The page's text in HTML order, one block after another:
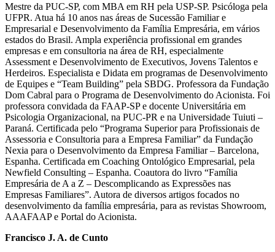
Mestre da PUC-SP, com MBA em RH pela USP-SP. Psicóloga pela
UFPR. Atua há 10 anos nas áreas de Sucessão Familiar e
Empresarial e Desenvolvimento da Família Empresária, em vários
estados do Brasil. Ampla experiência profissional em grandes
empresas e em consultoria na área de RH, especialmente
Assessment e Desenvolvimento de Executivos, Jovens Talentos e
Herdeiros. Especialista e Didata em programas de Desenvolvimento
de Equipes e “Team Building” pela SBDG. Professora da Fundação
Dom Cabral para o Programa de Desenvolvimento do Acionista. Foi
professora convidada da FAAP-SP e docente Universitária em
Psicologia Organizacional, na PUC-PR e na Universidade Tuiuti –
Paraná. Certificada pelo “Programa Superior para Profissionais de
Assessoria e Consultoria para a Empresa Familiar” da Fundação
Nexia para o Desenvolvimento da Empresa Familiar – Barcelona,
Espanha. Certificada em Coaching Ontológico Empresarial, pela
Newfield Consulting – Espanha. Coautora do livro “Família
Empresária de A a Z – Descomplicando as Expressões nas
Empresas Familiares”. Autora de diversos artigos focados no
desenvolvimento da família empresária, para as revistas Showroom,
AAAFAAP e Portal do Acionista.
Francisco J. A. de Cunto